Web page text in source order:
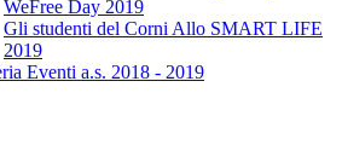
WeFree Day 2019
Gli studenti del Corni Allo SMART LIFE
2019
Eventi a.s. 2018 - 2019